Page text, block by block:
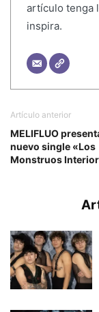
artículo tenga
inspira.
Artículo anterior
MELIFLUO
nuevo single «Los
Monstruos